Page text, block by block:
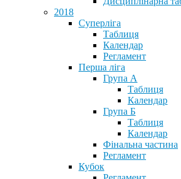
2018
Суперліга
Таблиця
Календар
Регламент
Перша ліга
Група А
Таблиця
Календар
Група Б
Таблиця
Календар
Фінальна частина
Регламент
Кубок